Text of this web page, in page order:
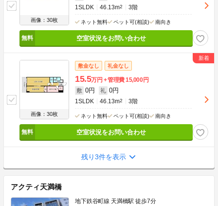
画像：30枚
1SLDK 46.13m2 3階
ネット無料 ペット可(相談) 南向き
空室状況をお問い合わせ
画像：30枚
敷金なし 礼金なし
15.5万円 管理費15,000円
敷 0円 礼 0円
1SLDK 46.13m2 3階
ネット無料 ペット可(相談) 南向き
空室状況をお問い合わせ
残り3件を表示
アクティ天満橋
地下鉄谷町線 天満橋駅 徒歩7分